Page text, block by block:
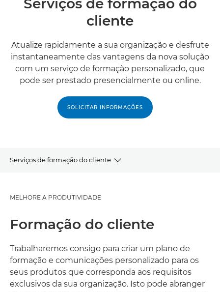
Serviços de formação do
cliente
Atualize rapidamente a sua organização e desfrute
instantaneamente das vantagens da nova solução
com um serviço de formação personalizado, que
pode ser prestado presencialmente ou online.
SOLICITAR INFORMAÇÕES
Serviços de formação do cliente
MELHORE A PRODUTIVIDADE
Formação do cliente
Trabalharemos consigo para criar um plano de
formação e comunicações personalizado para os
seus produtos que corresponda aos requisitos
exclusivos da sua organização. Isto pode abranger